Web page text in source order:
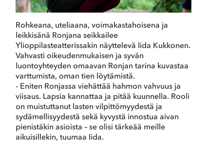
Rohkeana, uteliaana, voimakastahoisena ja
leikkisänä Ronjana seikkailee
Ylioppilasteatterissakin näyttelevä Iida Kukkonen.
Vahvasti oikeudenmukaisen ja syvän
luontoyhteyden omaavan Ronjan tarina kuvastaa
varttumista, oman tien löytämistä.
- Eniten Ronjassa viehättää hahmon vahvuus ja
viisaus. Lapsia kannattaa ja pitää kuunnella. Rooli
on muistuttanut lasten vilpittömyydestä ja
sydämellisyydestä sekä kyvystä innostua aivan
pienistäkin asioista – se olisi tärkeää meille
aikuisillekin, tuumaa Iida.